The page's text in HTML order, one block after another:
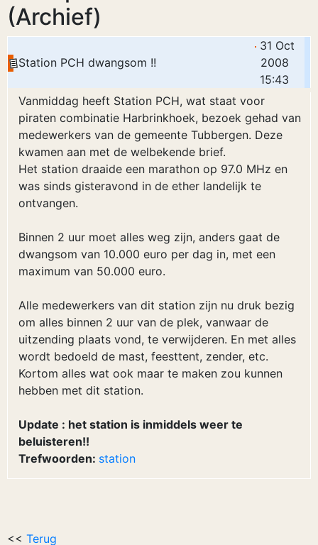
(Archief)
Station PCH dwangsom !!
31 Oct
2008
15:43
Vanmiddag heeft Station PCH, wat staat voor
piraten combinatie Harbrinkhoek, bezoek gehad van
medewerkers van de gemeente Tubbergen. Deze
kwamen aan met de welbekende brief.
Het station draaide een marathon op 97.0 MHz en
was sinds gisteravond in de ether landelijk te
ontvangen.
Binnen 2 uur moet alles weg zijn, anders gaat de
dwangsom van 10.000 euro per dag in, met een
maximum van 50.000 euro.
Alle medewerkers van dit station zijn nu druk bezig
om alles binnen 2 uur van de plek, vanwaar de
uitzending plaats vond, te verwijderen. En met alles
wordt bedoeld de mast, feesttent, zender, etc.
Kortom alles wat ook maar te maken zou kunnen
hebben met dit station.
Update : het station is inmiddels weer te
beluisteren!!
Trefwoorden: station
<< Terug